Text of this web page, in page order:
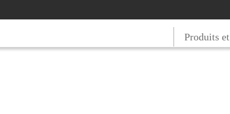
Produits